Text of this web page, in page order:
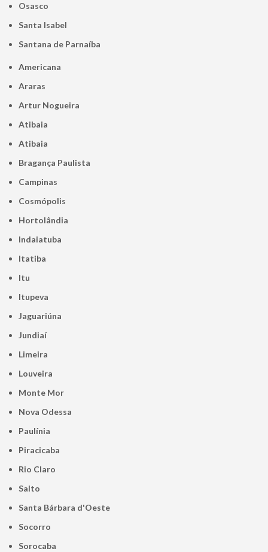
Osasco
Santa Isabel
Santana de Parnaíba
Americana
Araras
Artur Nogueira
Atibaia
Atibaia
Bragança Paulista
Campinas
Cosmópolis
Hortolândia
Indaiatuba
Itatiba
Itu
Itupeva
Jaguariúna
Jundiaí
Limeira
Louveira
Monte Mor
Nova Odessa
Paulínia
Piracicaba
Rio Claro
Salto
Santa Bárbara d'Oeste
Socorro
Sorocaba